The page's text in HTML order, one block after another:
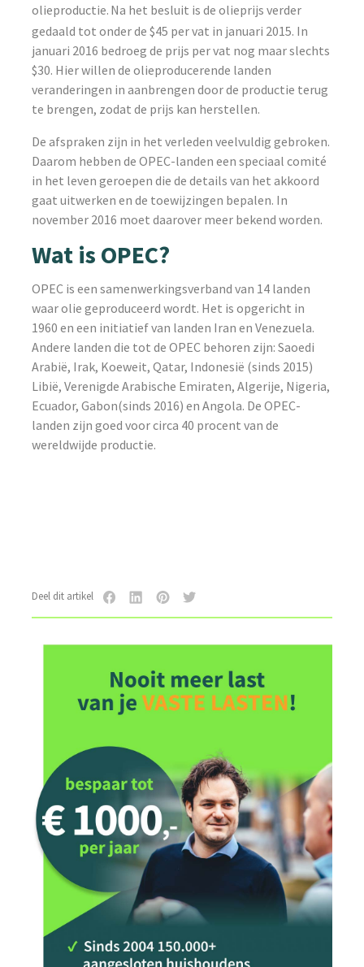
olieproductie. Na het besluit is de olieprijs verder
gedaald tot onder de $45 per vat in januari 2015. In
januari 2016 bedroeg de prijs per vat nog maar slechts
$30. Hier willen de olieproducerende landen
veranderingen in aanbrengen door de productie terug
te brengen, zodat de prijs kan herstellen.
De afspraken zijn in het verleden veelvuldig gebroken.
Daarom hebben de OPEC-landen een speciaal comité
in het leven geroepen die de details van het akkoord
gaat uitwerken en de toewijzingen bepalen. In
november 2016 moet daarover meer bekend worden.
Wat is OPEC?
OPEC is een samenwerkingsverband van 14 landen
waar olie geproduceerd wordt. Het is opgericht in
1960 en een initiatief van landen Iran en Venezuela.
Andere landen die tot de OPEC behoren zijn: Saoedi
Arabië, Irak, Koeweit, Qatar, Indonesië (sinds 2015)
Libië, Verenigde Arabische Emiraten, Algerije, Nigeria,
Ecuador, Gabon(sinds 2016) en Angola. De OPEC-
landen zijn goed voor circa 40 procent van de
wereldwijde productie.
Deel dit artikel